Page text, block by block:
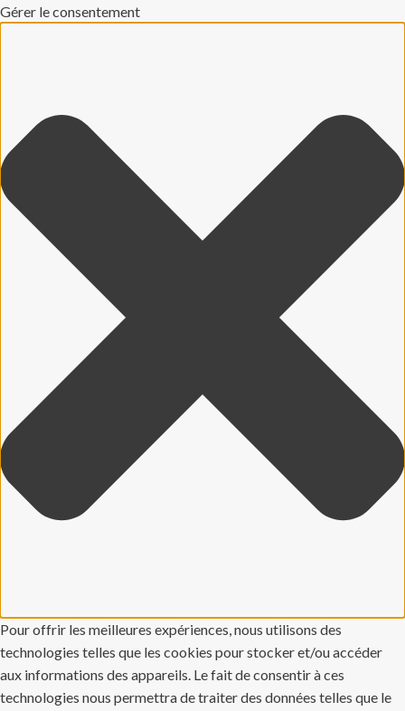
Gérer le consentement
Pour offrir les meilleures expériences, nous utilisons des
technologies telles que les cookies pour stocker et/ou accéder
aux informations des appareils. Le fait de consentir à ces
technologies nous permettra de traiter des données telles que le